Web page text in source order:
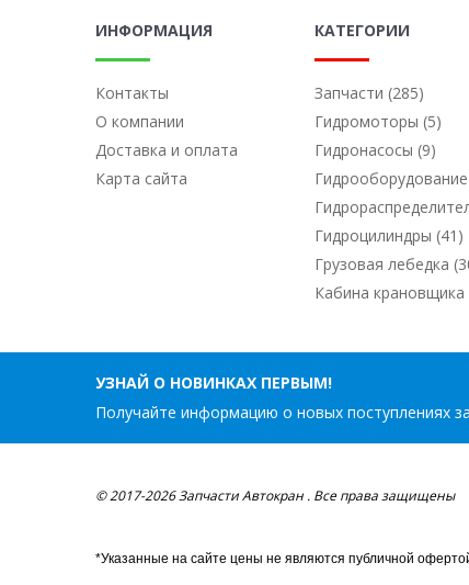
ИНФОРМАЦИЯ
Контакты
О компании
Доставка и оплата
Карта сайта
КАТЕГОРИИ
Запчасти (285)
Гидромоторы (5)
Гидронасосы (9)
Гидроцилиндры (41)
Грузовая лебедка
Кабина крановщика
УЗНАЙ О НОВИНКАХ ПЕРВЫМ!
Получайте информацию о новых поступлениях
© 2017-2026 Запчасти Автокран . Все права защищены
*Указанные на сайте цены не являются публичной